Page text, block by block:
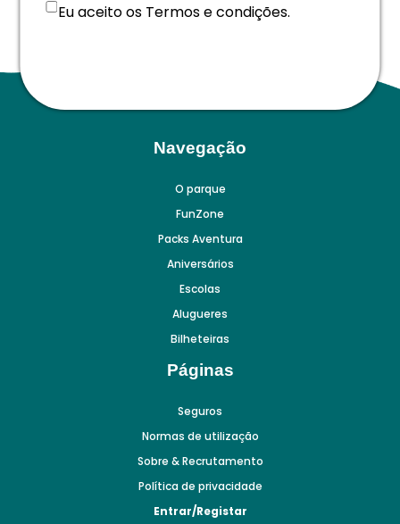
Navegação
O parque
FunZone
Packs Aventura
Aniversários
Escolas
Alugueres
Bilheteiras
Páginas
Seguros
Normas de utilização
Sobre & Recrutamento
Política de privacidade
Entrar/Registar
Eu aceito os Termos e condições.